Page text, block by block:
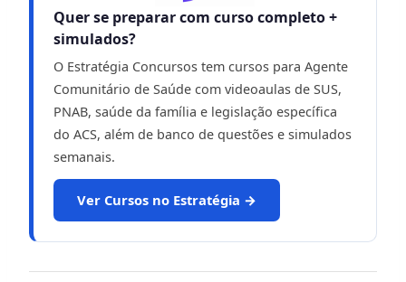
Quer se preparar com curso completo +
simulados?
O Estratégia Concursos tem cursos para Agente
Comunitário de Saúde com videoaulas de SUS,
PNAB, saúde da família e legislação específica
do ACS, além de banco de questões e simulados
semanais.
Ver Cursos no Estratégia →